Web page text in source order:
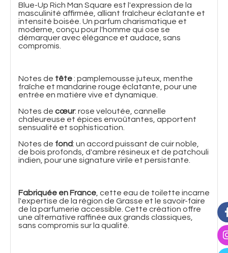
Blue-Up Rich Man Square est l'expression de la
masculinité affirmée, alliant fraîcheur éclatante et
intensité boisée. Un parfum charismatique et
moderne, conçu pour l'homme qui ose se
démarquer avec élégance et audace, sans
compromis.
Notes de tête: pamplemousse juteux, menthe
fraîche et mandarine rouge éclatante, pour une
entrée en matière vive et dynamique.
Notes de cœur: rose veloutée, cannelle
chaleureuse et épices envoûtantes, apportent
sensualité et sophistication.
Notes de fond: un accord puissant de cuir noble,
de bois profonds, d'ambre résineux et de patchouli
indien, pour une signature virile et persistante.
Fabriquée en France , cette eau de toilette incarne
l'expertise de la région de Grasse et le savoir-faire
de la parfumerie accessible. Cette création offre
une alternative raffinée aux grands classiques,
sans compromis sur la qualité.